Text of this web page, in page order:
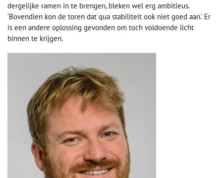
dergelijke ramen in te brengen, bleken wel erg ambitieus.
‘Bovendien kon de toren dat qua stabiliteit ook niet goed aan.’ Er
is een andere oplossing gevonden om toch voldoende licht
binnen te krijgen.